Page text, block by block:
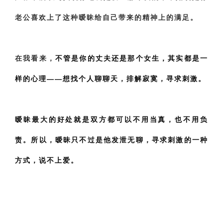
老公喜欢上了这种暧昧给自己带来的精神上的满足。
在我看来， 不管是你的丈夫还是那个女生，其实都是一
样的心理——想找个人聊聊天，排解寂寞，寻求刺激。
暧昧最大的好处就是双方都可以不用当真，也不用负
责。 所以，暧昧只不过是他发泄无聊，寻求刺激的一种
方式，说不上爱。